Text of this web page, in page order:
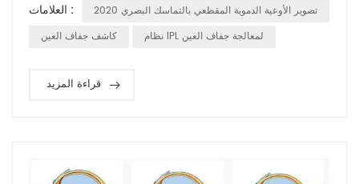
وبعض الأسباب المحتملة للعين الجافة. تم ترتيب هذا التدريب خلال معرض
CMEF ، ولكن لا يزال لدينا كل الشغف للانضمام إلى هذا التدريب. من خلال
العلامات :
تصوير الأوعية الدموية المقطعي بالتماسك البصري 2020
كاشف جفاف العين
نظام IPL لمعالجة جفاف العين
قراءة المزيد